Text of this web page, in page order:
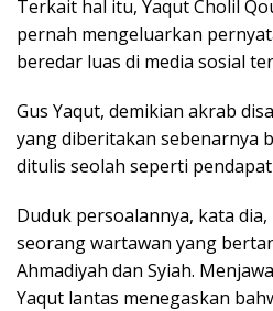
Terkait hal itu, Yaqut Cholil
pernah mengeluarkan
beredar luas di media sosial
Gus Yaqut, demikian akrab
yang diberitakan sebenarnya
ditulis seolah seperti
Duduk persoalannya, kata
seorang wartawan yang
Ahmadiyah dan Syiah.
Yaqut lantas menegaskan